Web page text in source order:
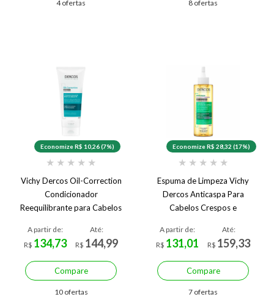
4 ofertas 8 ofertas
Economize R$ 10,26 (7%)
★ ★ ★ ★ ★
Vichy Dercos Oil-Correction
Condicionador
Reequilibrante para Cabelos
A partir de:
R$ 134,73
Até:
R$ 144,99
Compare
10 ofertas
Economize R$ 28,32 (17%)
★ ★ ★ ★ ★
Espuma de Limpeza Vichy
Dercos Anticaspa Para
Cabelos Crespos e
A partir de:
R$ 131,01
Até:
R$ 159,33
Compare
7 ofertas